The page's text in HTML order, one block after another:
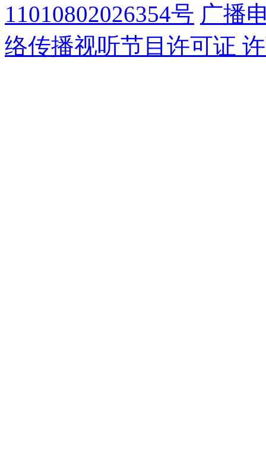
11010802026354号 广播
络传播视听节目许可证